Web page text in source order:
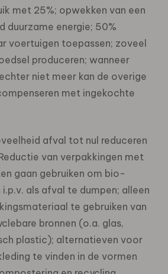
met 25%; opwekken van een
duurzame energie; 50%
voertuigen toepassen; zoveel
produceren; wanneer
niet meer kan de overige
met ingekochte
afval tot nul reduceren
van verpakkingen met
gaan gebruiken om bio-
als afval te dumpen; alleen
te gebruiken van
bronnen (o.a. glas,
plastic); alternatieven voor
te vinden in de vormen